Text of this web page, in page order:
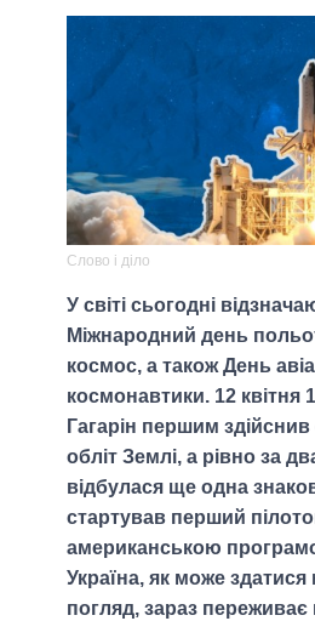
Слово і діло
У світі сьогодні
Міжнародний день
космос, а також День
космонавтики. 12 квітня
Гагарін першим
обліт Землі, а рівно за
відбулася ще одна
стартував перший
американською
Україна, як може
погляд, зараз переживає